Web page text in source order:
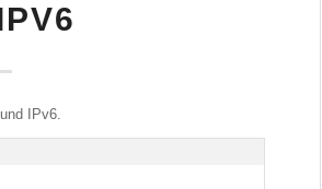
IPv6.